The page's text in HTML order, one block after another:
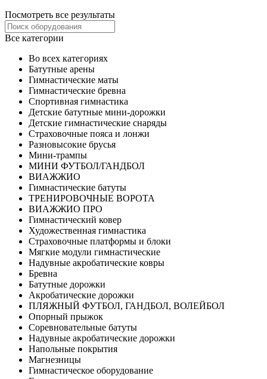
Посмотреть все результаты
Все категории
Во всех категориях
Батутные арены
Гимнастические маты
Гимнастические бревна
Спортивная гимнастика
Детские батутные мини-дорожки
Детские гимнастические снаряды
Страховочные пояса и лонжи
Разновысокие брусья
Мини-трампы
МИНИ ФУТБОЛ/ГАНДБОЛ
ВИАЖЖИО
Гимнастические батуты
ТРЕНИРОВОЧНЫЕ ВОРОТА
ВИАЖЖИО ПРО
Гимнастический ковер
Художественная гимнастика
Страховочные платформы и блоки
Мягкие модули гимнастические
Надувные акробатические ковры
Бревна
Батутные дорожки
Акробатические дорожки
ПЛЯЖНЫЙ ФУТБОЛ, ГАНДБОЛ, ВОЛЕЙБОЛ
Опорный прыжок
Соревновательные батуты
Надувные акробатические дорожки
Напольные покрытия
Магнезницы
Гимнастическое оборудование